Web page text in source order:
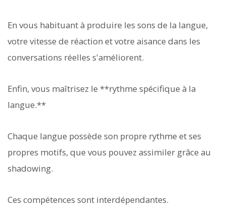
En vous habituant à produire les sons de la langue,
votre vitesse de réaction et votre aisance dans les
conversations réelles s'améliorent.
Enfin, vous maîtrisez le **rythme spécifique à la
langue.**
Chaque langue possède son propre rythme et ses
propres motifs, que vous pouvez assimiler grâce au
shadowing.
Ces compétences sont interdépendantes.